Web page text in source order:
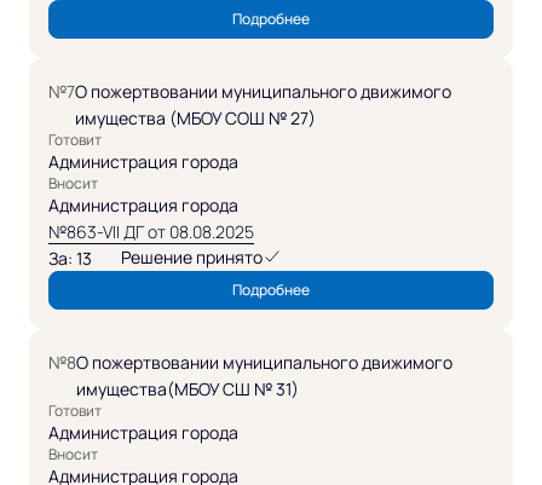
Подробнее
№7О пожертвовании муниципального движимого
имущества (МБОУ СОШ № 27)
Готовит
Администрация города
Вносит
Администрация города
За: 13 Решение принято
№863-VII ДГ от 08.08.2025
Подробнее
№8О пожертвовании муниципального движимого
имущества(МБОУ СШ № 31)
Готовит
Администрация города
Вносит
Администрация города